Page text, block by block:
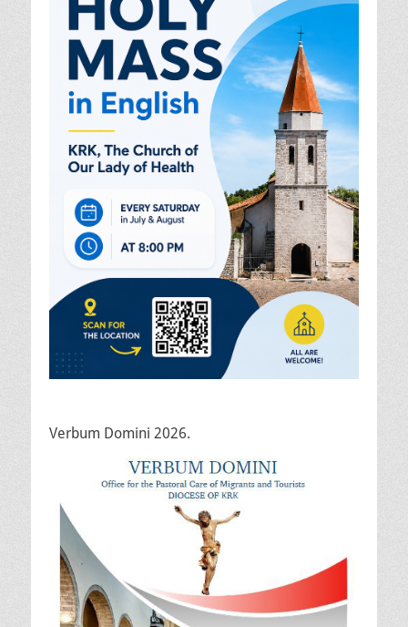
Verbum Domini 2026.